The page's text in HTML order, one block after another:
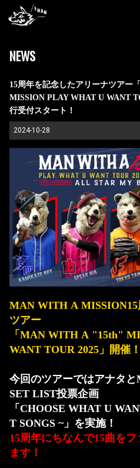
NEWS
15周年を記念したアリーナツアー
MISSION PLAY WHAT U WANT
行受付スタート！
2024-10-28
MAN WITH A MISSION15
ツアー
「MAN WITH A "15th"
WANT TOUR 2025」開催！
今回のツアーではアナタ
SET LIST投票企画
「CHOOSE WHAT U
T SONGS ~」を実施！
15周年にちなんで15曲を
ます！